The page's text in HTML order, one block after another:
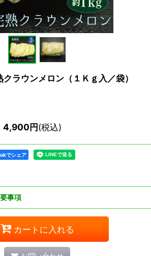
クラウンメロン（１Ｋｇ入／袋）
4,900円(税込)
でシェア
事項
カートに入れる